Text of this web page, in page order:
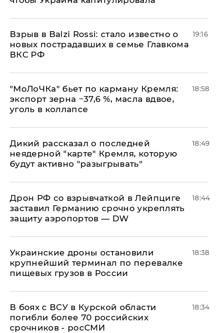
Взрыв в Balzi Rossi: стало известно о
новых пострадавших в семье Главкома
ВКС РФ
19:16
​"МоЛоЧКа" бьет по карману Кремля:
экспорт зерна −37,6 %, масла вдвое,
уголь в коллапсе
18:58
Дикий рассказал о последней
неядерной "карте" Кремля, которую
будут активно "разыгрывать"
18:49
​Дрон РФ со взрывчаткой в Лейпциге
заставил Германию срочно укреплять
защиту аэропортов — DW
18:44
Украинские дроны остановили
крупнейший терминал по перевалке
пищевых грузов в России
18:38
В боях с ВСУ в Курской области
погибли более 70 российских
срочников - росСМИ
18:34